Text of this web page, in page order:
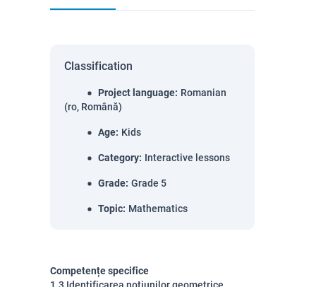
Classification
Project language: Romanian
(ro, Română)
Age: Kids
Category: Interactive lessons
Grade: Grade 5
Topic: Mathematics
Competențe specifice